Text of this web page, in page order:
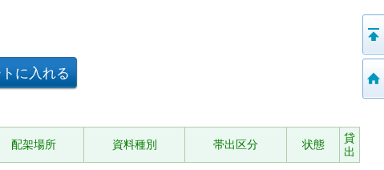
配架場所 資料種別 帯出区分 状態
貸
出